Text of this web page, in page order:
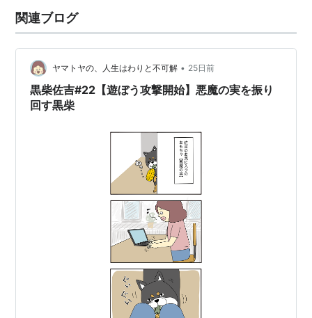
関連ブログ
ヤマトヤの、人生はわりと不可解 • 25日前
黒柴佐吉#22【遊ぼう攻撃開始】悪魔の実を振り
回す黒柴